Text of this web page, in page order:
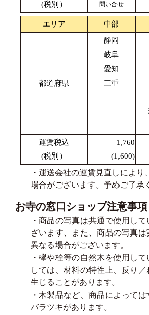
(税別）
問い合せ
エリア 中部
都道府県
静岡
岐阜
愛知
三重
運賃税込
(税別）
1,760
(1,600)
・運送会社の運賃見直しにより
場合がございます。予めご了承
お寺の窓口ショップ注意事項
・商品の写真は共通で使用し
ざいます、また、商品の写真
異なる場合がございます。
・欅や栓等の自然木を使用し
しては、材料の特性上、反り
生じることがあります。
・木製品など、商品によって
バラツキがあります。